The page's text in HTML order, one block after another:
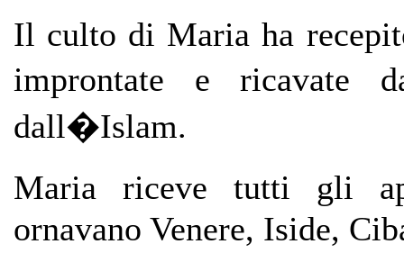
Il culto di Maria ha
improntate e ricavate
dall�Islam.
Maria riceve tutti gli
ornavano Venere, Iside,